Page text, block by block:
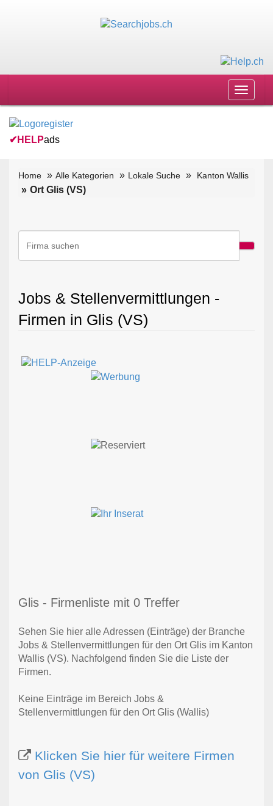
Toggle
✔ HELPads
Home Alle Kategorien Lokale Suche Kanton Wallis
Ort Glis (VS)
Jobs & Stellenvermittlungen -
Firmen in Glis (VS)
Glis - Firmenliste mit 0 Treffer
Sehen Sie hier alle Adressen (Einträge) der Branche
Jobs & Stellenvermittlungen für den Ort Glis im Kanton
Wallis (VS). Nachfolgend finden Sie die Liste der
Firmen.
Keine Einträge im Bereich Jobs &
Stellenvermittlungen für den Ort Glis (Wallis)
Klicken Sie hier für weitere Firmen
von Glis (VS)